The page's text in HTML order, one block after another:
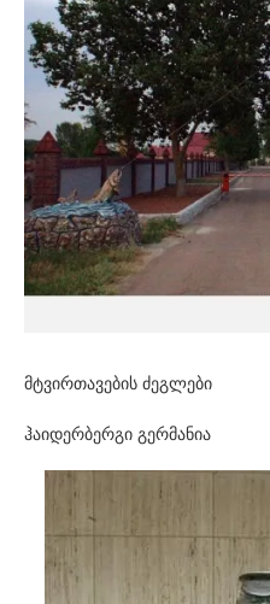
მტვირთავების ძეგლები
ჰაიდერბერგი გერმანია